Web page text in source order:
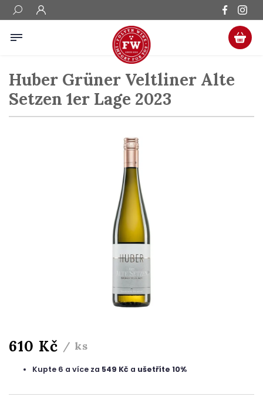
Huber Grüner Veltliner Alte
Setzen 1er Lage 2023
610 Kč / ks
Kupte 6 a více za 549 Kč a ušetříte 10%